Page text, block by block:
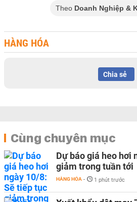
Theo Doanh Nghiệp &
HÀNG HÓA
Chia sẻ
Cùng chuyên mục
Dự báo giá heo hơi
giảm trong tuần tới
HÀNG HÓA - 1 phút trước